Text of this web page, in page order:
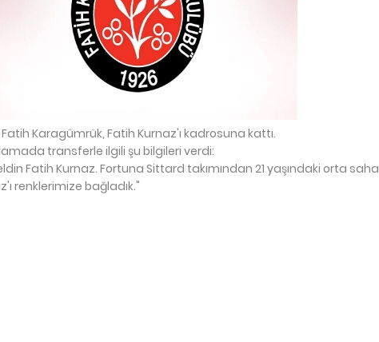
Karagümrük, Fatih Kurnaz'ı kadrosuna kattı.
transferle ilgili şu bilgileri verdi:
Fatih Kurnaz. Fortuna Sittard takımından 21 yaşındaki orta saha
renklerimize bağladık."